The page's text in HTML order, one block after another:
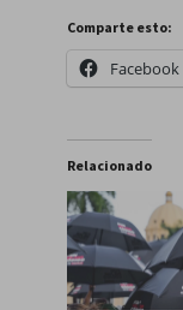
Comparte esto:
Facebook
Relacionado